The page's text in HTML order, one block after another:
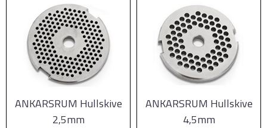
ANKARSRUM Hullskive
2,5mm
ANKARSRUM Hullskive
4,5mm